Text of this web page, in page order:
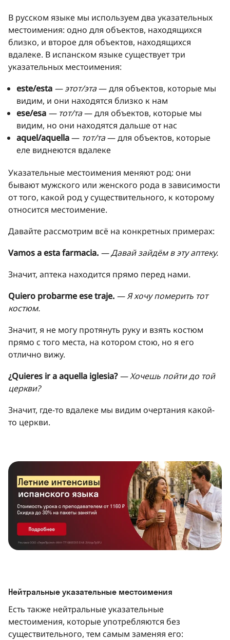
В русском языке мы используем два указательных
местоимения: одно для объектов, находящихся
близко, и второе для объектов, находящихся
вдалеке. В испанском языке существует три
указательных местоимения:
este/esta — этот/эта— для объектов, которые мы
видим, и они находятся близко к нам
ese/esa — тот/та— для объектов, которые мы
видим, но они находятся дальше от нас
aquel/aquella— тот/та— для объектов, которые
еле виднеются вдалеке
Указательные местоимения меняют род: они
бывают мужского или женского рода в зависимости
от того, какой род у существительного, к которому
относится местоимение.
Давайте рассмотрим всё на конкретных примерах:
Vamos a esta farmacia. — Давай зайдём в эту аптеку.
Значит, аптека находится прямо перед нами.
Quiero probarme ese traje. — Я хочу померить тот
костюм.
Значит, я не могу протянуть руку и взять костюм
прямо с того места, на котором стою, но я его
отлично вижу.
¿Quieres ir a aquella iglesia?— Хочешь пойти до той
церкви?
Значит, где-то вдалеке мы видим очертания какой-
то церкви.
Нейтральные указательные местоимения
Есть также нейтральные указательные
местоимения, которые употребляются без
существительного, тем самым заменяя его: